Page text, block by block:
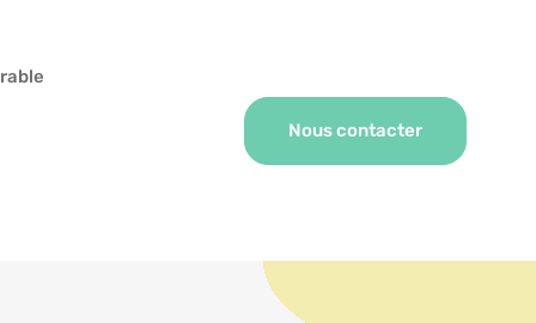
Nous contacter